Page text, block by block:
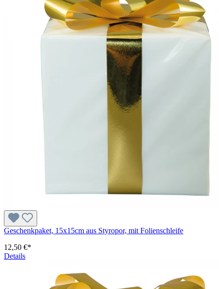
Geschenkpaket, 15x15cm aus Styropor, mit Folienschleife
12,50 €*
Details